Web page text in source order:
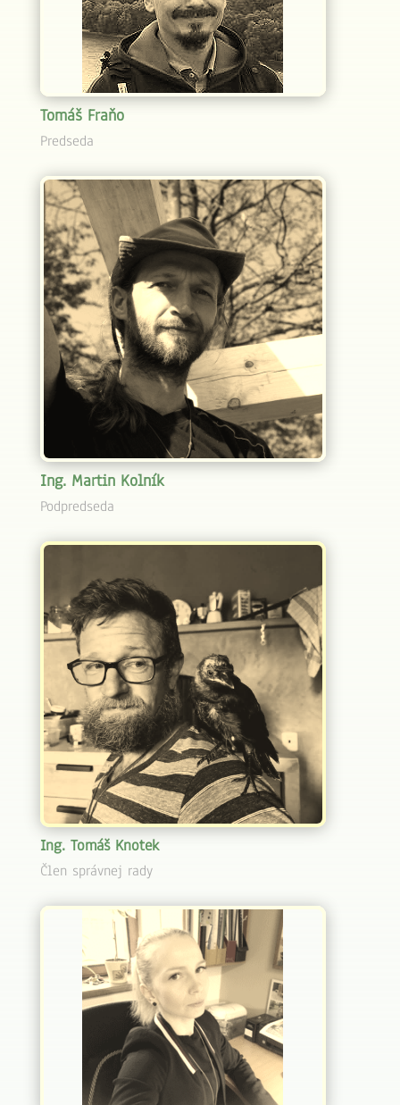
Tomáš Fraňo
Predseda
Ing. Martin Kolník
Podpredseda
Ing. Tomáš Knotek
Člen správnej rady